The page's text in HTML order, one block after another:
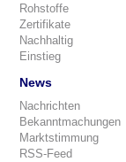
Rohstoffe
Zertifikate
Nachhaltig
Einstieg
News
Nachrichten
Bekanntmachungen
Marktstimmung
RSS-Feed